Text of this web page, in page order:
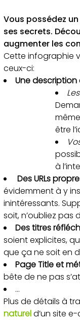
Vous possédez
ses secrets.
augmenter les
Cette infographie
ceux-ci:
Une
être
à
Des URLs
évidemment à y
inintéressants.
soit, n’oubliez pas
Des titres
soient explicites,
que ça ne soit en
Page Title et
bête de ne pas
…
Plus de détails à
natureld’un site